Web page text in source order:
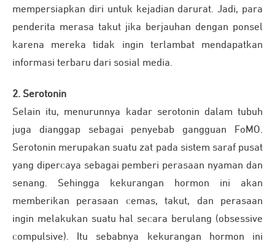
mempersiapkan diri untuk kejadian darurat. Jadi, para
penderita merasa takut jika berjauhan dengan ponsel
karena mereka tidak ingin terlambat mendapatkan
informasi terbaru dari sosial media.
2. Serotonin
Selain itu, menurunnya kadar serotonin dalam tubuh
juga dianggap sebagai penyebab gangguan FoMO.
Serotonin merupakan suatu zat pada sistem saraf pusat
yang dipercaya sebagai pemberi perasaan nyaman dan
senang. Sehingga kekurangan hormon ini akan
memberikan perasaan cemas, takut, dan perasaan
ingin melakukan suatu hal secara berulang (obsessive
compulsive). Itu sebabnya kekurangan hormon ini